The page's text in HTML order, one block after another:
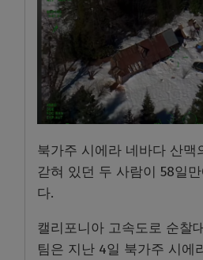
북가주 시에라 네바다 산맥
갇혀 있던 두 사람이 58일
다.
캘리포니아 고속도로 순찰
팀은 지난 4일 북가주 시에